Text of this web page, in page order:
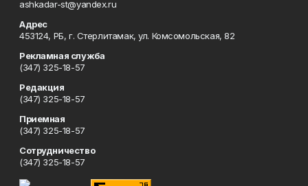
ashkadar-st@yandex.ru
Адрес
453124, РБ, г. Стерлитамак, ул. Комсомольская, 82
Рекламная служба
(347) 325-18-57
Редакция
(347) 325-18-57
Приемная
(347) 325-18-57
Сотрудничество
(347) 325-18-57